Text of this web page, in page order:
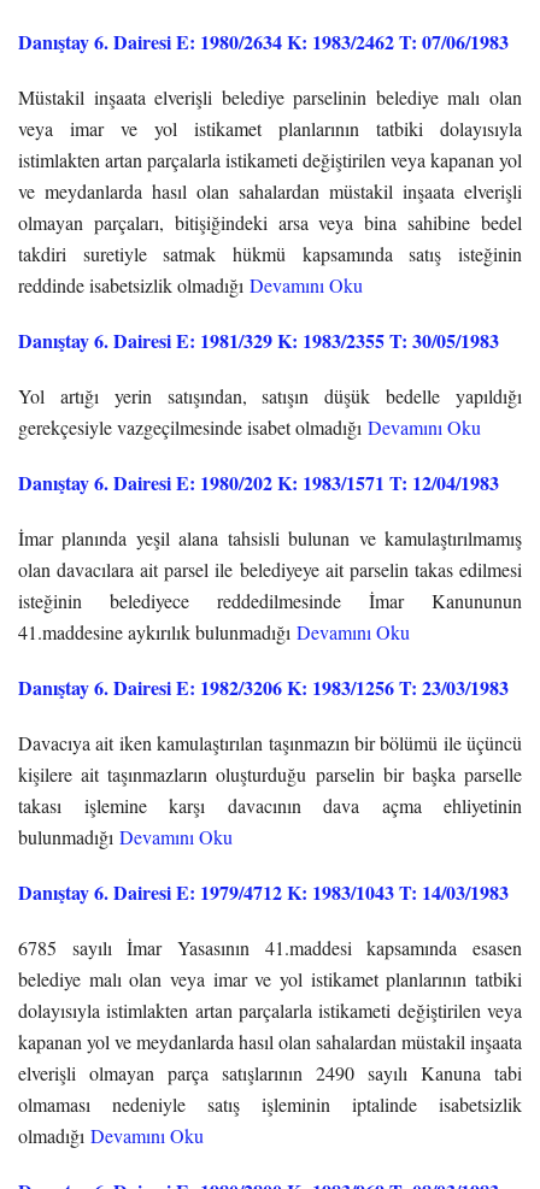
Danıştay 6. Dairesi E: 1980/2634 K: 1983/2462 T: 07/06/1983
Müstakil inşaata elverişli belediye parselinin belediye malı olan
veya imar ve yol istikamet planlarının tatbiki dolayısıyla
istimlakten artan parçalarla istikameti değiştirilen veya kapanan yol
ve meydanlarda hasıl olan sahalardan müstakil inşaata elverişli
olmayan parçaları, bitişiğindeki arsa veya bina sahibine bedel
takdiri suretiyle satmak hükmü kapsamında satış isteğinin
reddinde isabetsizlik olmadığı Devamını Oku
Danıştay 6. Dairesi E: 1981/329 K: 1983/2355 T: 30/05/1983
Yol artığı yerin satışından, satışın düşük bedelle yapıldığı
gerekçesiyle vazgeçilmesinde isabet olmadığı Devamını Oku
Danıştay 6. Dairesi E: 1980/202 K: 1983/1571 T: 12/04/1983
İmar planında yeşil alana tahsisli bulunan ve kamulaştırılmamış
olan davacılara ait parsel ile belediyeye ait parselin takas edilmesi
isteğinin belediyece reddedilmesinde İmar Kanununun
41.maddesine aykırılık bulunmadığı Devamını Oku
Danıştay 6. Dairesi E: 1982/3206 K: 1983/1256 T: 23/03/1983
Davacıya ait iken kamulaştırılan taşınmazın bir bölümü ile üçüncü
kişilere ait taşınmazların oluşturduğu parselin bir başka parselle
takası işlemine karşı davacının dava açma ehliyetinin
bulunmadığı Devamını Oku
Danıştay 6. Dairesi E: 1979/4712 K: 1983/1043 T: 14/03/1983
6785 sayılı İmar Yasasının 41.maddesi kapsamında esasen
belediye malı olan veya imar ve yol istikamet planlarının tatbiki
dolayısıyla istimlakten artan parçalarla istikameti değiştirilen veya
kapanan yol ve meydanlarda hasıl olan sahalardan müstakil inşaata
elverişli olmayan parça satışlarının 2490 sayılı Kanuna tabi
olmaması nedeniyle satış işleminin iptalinde isabetsizlik
olmadığı Devamını Oku